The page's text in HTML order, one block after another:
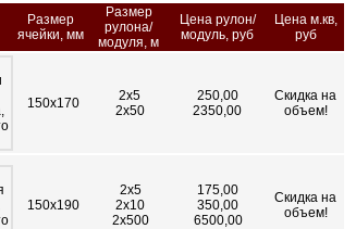
Размер
ячейки, мм
Размер
рулона/
модуля, м
Цена рулон/
модуль, руб
Цена м.кв,
руб
150х170
2х5
2х50
250,00
2350,00
Скидка на
объем!
150х190
2х5
2х10
2х500
175,00
350,00
6500,00
Скидка на
объем!